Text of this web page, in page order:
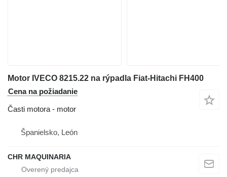
Motor IVECO 8215.22 na rýpadla Fiat-Hitachi FH400
Cena na požiadanie
Časti motora - motor
Španielsko, León
CHR MAQUINARIA